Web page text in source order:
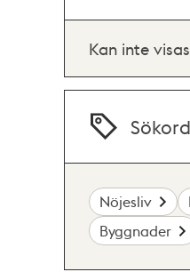
Kan inte
Sökord
Nöjesliv
Byggnader